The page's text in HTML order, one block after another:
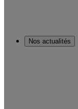
Nos actualités